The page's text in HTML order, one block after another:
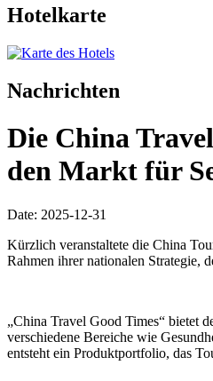
Hotelkarte
Nachrichten
Die China
den Markt für
Date: 2025-12-31
Kürzlich veranstaltete die China
Rahmen ihrer nationalen Strategie,
„China Travel Good Times“ bietet
verschiedene Bereiche wie
entsteht ein Produktportfolio, das